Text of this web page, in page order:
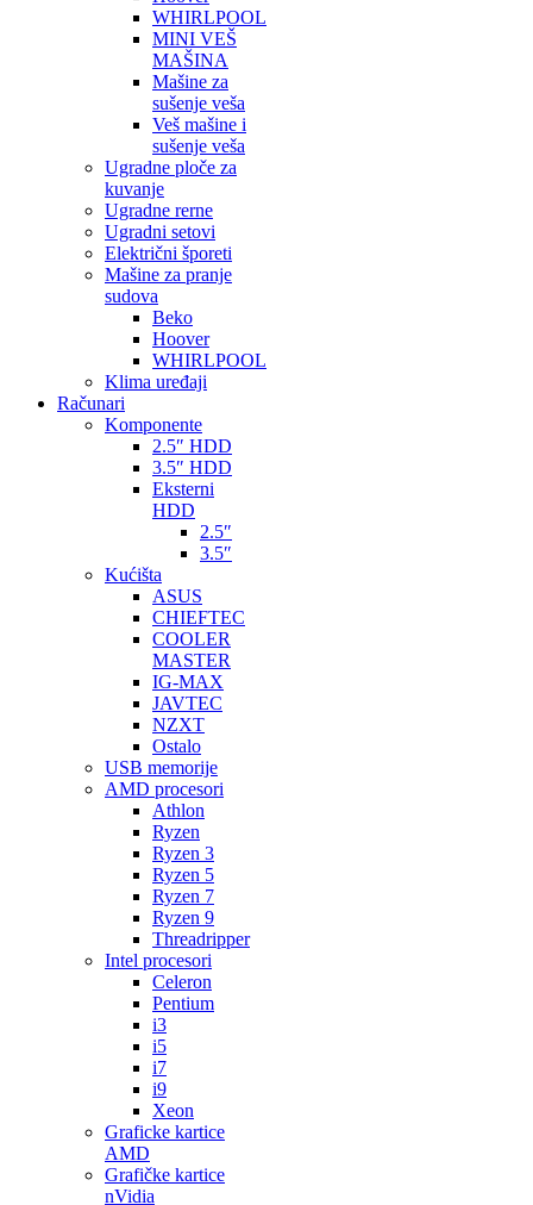
WHIRLPOOL
MINI VEŠ
MAŠINA
Mašine za
sušenje veša
Veš mašine i
sušenje veša
Ugradne ploče za
kuvanje
Ugradne rerne
Ugradni setovi
Električni šporeti
Mašine za pranje
sudova
Beko
Hoover
WHIRLPOOL
Klima uređaji
Računari
Komponente
2.5″ HDD
3.5″ HDD
Eksterni
HDD
2.5″
3.5″
Kućišta
ASUS
CHIEFTEC
COOLER
MASTER
IG-MAX
JAVTEC
NZXT
Ostalo
USB memorije
AMD procesori
Athlon
Ryzen
Ryzen 3
Ryzen 5
Ryzen 7
Ryzen 9
Threadripper
Intel procesori
Celeron
Pentium
i3
i5
i7
i9
Xeon
Graficke kartice
AMD
Grafičke kartice
nVidia